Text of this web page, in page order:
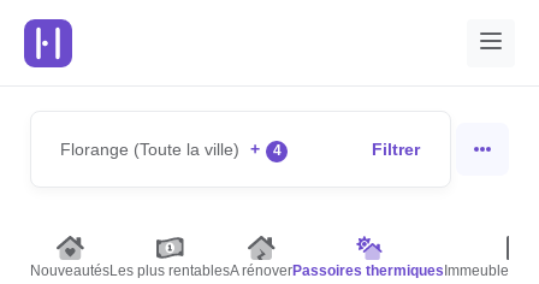
Florange (Toute la ville) + 4 Filtrer
NouveautésLes plus rentablesA rénoverPassoires thermiques Immeubles